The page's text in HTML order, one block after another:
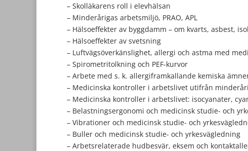
– Skolläkarens roll i elevhälsan
– Minderårigas arbetsmiljö, PRAO, APL
– Hälsoeffekter av byggdamm – om kvarts, asbest,
– Hälsoeffekter av svetsning
– Luftvägsöverkänslighet, allergi och astma med
– Spirometritolkning och PEF-kurvor
– Arbete med s. k. allergiframkallande kemiska
– Medicinska kontroller i arbetslivet utifrån
– Medicinska kontroller i arbetslivet: isocyanater,
– Belastningsergonomi och medicinsk studie- och
– Vibrationer och medicinsk studie- och
– Buller och medicinsk studie- och yrkesvägledning
– Arbetsrelaterade hudbesvär, eksem och